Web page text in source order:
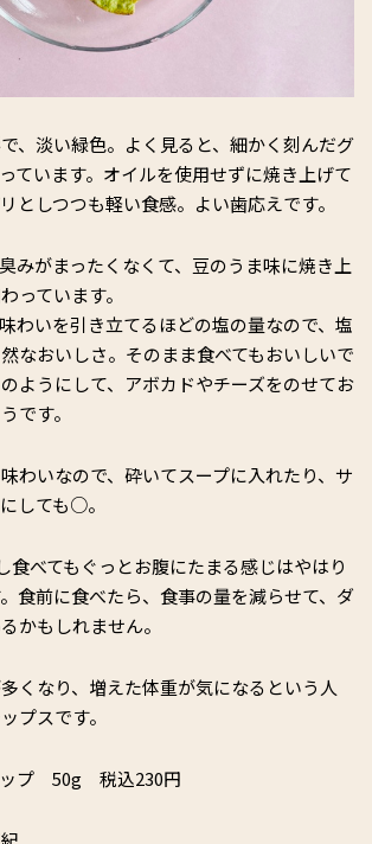
、淡い緑色。よく見ると、細かく刻んだグ
ています。オイルを使用せずに焼き上げて
としつつも軽い食感。よい歯応えです。
みがまったくなくて、豆のうま味に焼き上
っています。
わいを引き立てるほどの塩の量なので、塩
なおいしさ。そのまま食べてもおいしいで
ようにして、アボカドやチーズをのせてお
です。
わいなので、砕いてスープに入れたり、サ
しても○。
食べてもぐっとお腹にたまる感じはやはり
食前に食べたら、食事の量を減らせて、ダ
かもしれません。
くなり、増えた体重が気になるという人
プスです。
ップ 50g 税込230円